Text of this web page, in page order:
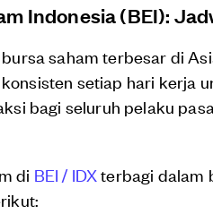
Indonesia (BEI):
saham terbesar di
setiap hari kerja
bagi seluruh pelaku
di BEI / IDXterbagi dalam